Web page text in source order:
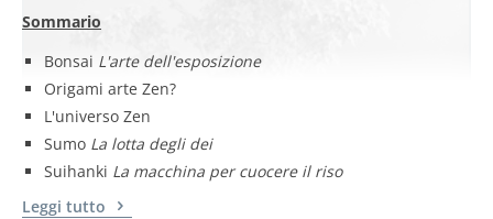
Sommario
Bonsai L'arte dell'esposizione
Origami arte Zen?
L'universo Zen
Sumo La lotta degli dei
Suihanki La macchina per cuocere il riso
Leggi tutto